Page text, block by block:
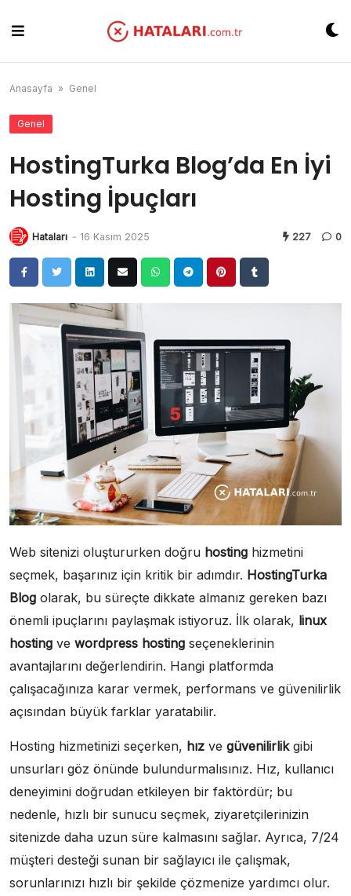
content
Anasayfa » Genel
Genel
HostingTurka Blog’da En İyi
Hosting İpuçları
Hataları - 16 Kasım 2025 227 0
Web sitenizi oluştururken doğru hosting hizmetini
seçmek, başarınız için kritik bir adımdır. HostingTurka
Blog olarak, bu süreçte dikkate almanız gereken bazı
önemli ipuçlarını paylaşmak istiyoruz. İlk olarak, linux
hosting ve wordpress hosting seçeneklerinin
avantajlarını değerlendirin. Hangi platformda
çalışacağınıza karar vermek, performans ve güvenilirlik
açısından büyük farklar yaratabilir.
Hosting hizmetinizi seçerken, hız ve güvenilirlikgibi
unsurları göz önünde bulundurmalısınız. Hız, kullanıcı
deneyimini doğrudan etkileyen bir faktördür; bu
nedenle, hızlı bir sunucu seçmek, ziyaretçilerinizin
sitenizde daha uzun süre kalmasını sağlar. Ayrıca, 7/24
müşteri desteği sunan bir sağlayıcı ile çalışmak,
sorunlarınızı hızlı bir şekilde çözmenize yardımcı olur.